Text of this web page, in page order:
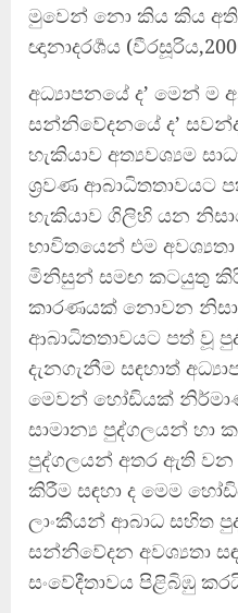
මුවෙන් නො කිය කිය
ඥානාදරර්‍ශය
අධ්‍යාපනයේ ද’ මෙන් ම
සන්නිවේදනයේ ද’
හැකියාව අත්‍යවශ්‍යම
ශ්‍රවණ ආබාධිතතාවයට
හැකියාව ගිලිහි යන
භාවිතයෙන් එම අවශ්‍යතා
මිනිසුන් සමඟ කටයුතු
කාරණයක් නොවන
ආබාධිතතාවයට පත් වූ
දැනගැනීම සඳහාත්
මෙවන් හෝඩියක්
සාමාන්‍ය පුද්ගලයන් හා
පුද්ගලයන් අතර ඇති වන
කිරීම සඳහා ද මෙම
ලාංකීයන් ආබාධ සහිත
සන්නිවේදන අවශ්‍යතා
සංවේදීතාවය පිළිබිඹු